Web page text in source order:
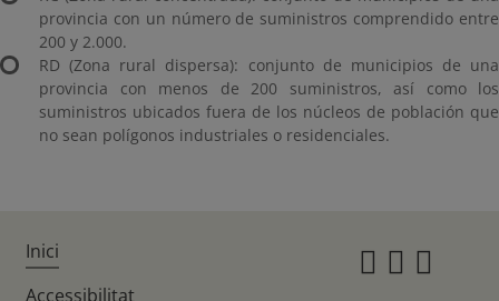
provincia con un número de suministros comprendido entre
200 y 2.000.
RD (Zona rural dispersa): conjunto de municipios de una
provincia con menos de 200 suministros, así como los
suministros ubicados fuera de los núcleos de población que
no sean polígonos industriales o residenciales.
Inici
Accessibilitat